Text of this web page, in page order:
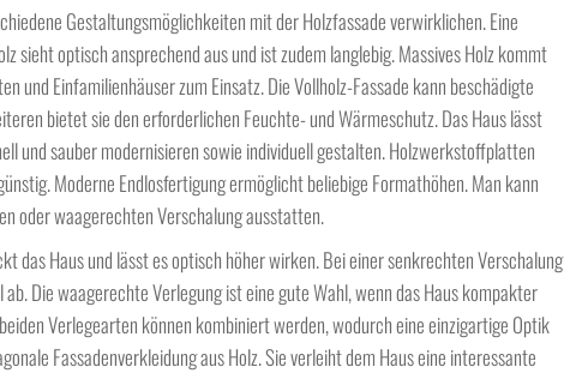
Gestaltungsmöglichkeiten mit der Holzfassade verwirklichen. Eine
sieht optisch ansprechend aus und ist zudem langlebig. Massives Holz kommt
und Einfamilienhäuser zum Einsatz. Die Vollholz-Fassade kann beschädigte
bietet sie den erforderlichen Feuchte- und Wärmeschutz. Das Haus lässt
und sauber modernisieren sowie individuell gestalten. Holzwerkstoffplatten
Moderne Endlosfertigung ermöglicht beliebige Formathöhen. Man kann
oder waagerechten Verschalung ausstatten.
das Haus und lässt es optisch höher wirken. Bei einer senkrechten Verschalung
Die waagerechte Verlegung ist eine gute Wahl, wenn das Haus kompakter
Verlegearten können kombiniert werden, wodurch eine einzigartige Optik
Fassadenverkleidung aus Holz. Sie verleiht dem Haus eine interessante